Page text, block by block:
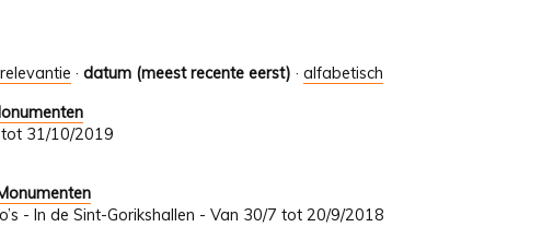
relevantie · datum (meest recente eerst) · alfabetisch
tot 31/10/2019
- In de Sint-Gorikshallen - Van 30/7 tot 20/9/2018